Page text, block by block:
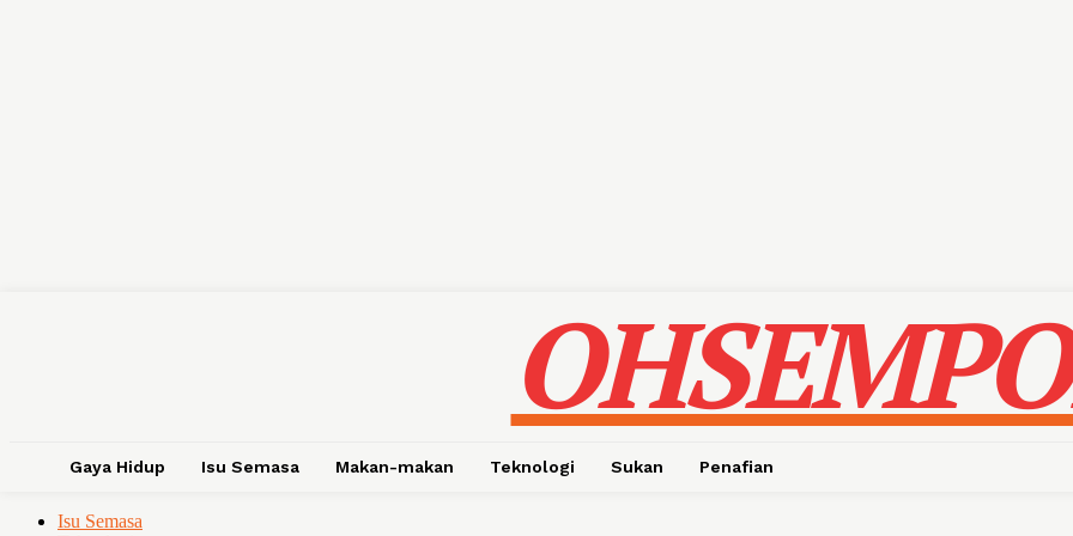
Gaya Hidup Isu Semasa Makan-makan Teknologi Sukan Penafian
Isu Semasa